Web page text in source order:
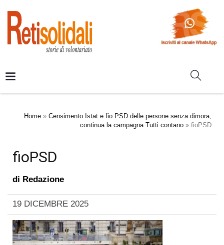
Home » Censimento Istat e fio.PSD delle persone senza dimora,
continua la campagna Tutti contano » fioPSD
fioPSD
di Redazione
19 DICEMBRE 2025